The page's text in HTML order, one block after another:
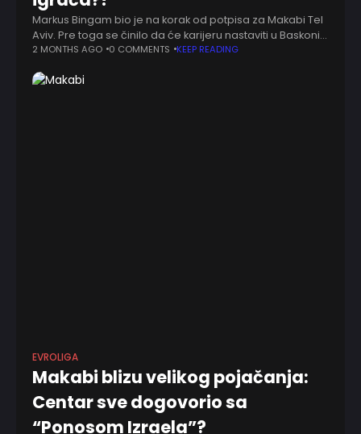
Markus Bingam bio je na korak od potpisa za Makabi Tel
Aviv. Pre toga se činilo da će karijeru nastaviti u Baskoniji.
Međutim, u priču se sada uključio i Fenerbahče.
2 MONTHS AGO 0 COMMENTS KEEP READING
EVROLIGA
Makabi blizu velikog pojačanja:
Centar sve dogovorio sa
“Ponosom Izraela”?